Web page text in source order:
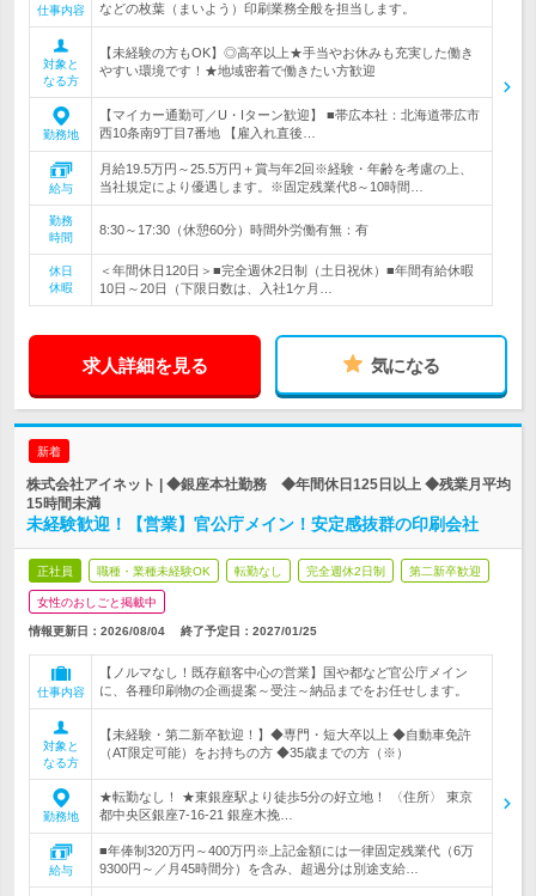
仕事内容
などの枚葉（まいよう）印刷業務全般を担当します。
対象と
なる方
【未経験の方もOK】◎高卒以上★手当やお休みも充実した働き
やすい環境です！★地域密着で働きたい方歓迎
勤務地
【マイカー通勤可／U・Iターン歓迎】 ■帯広本社：北海道帯広市
西10条南9丁目7番地 【雇入れ直後…
給与
月給19.5万円～25.5万円＋賞与年2回※経験・年齢を考慮の上、
当社規定により優遇します。※固定残業代8～10時間…
勤務
時間
8:30～17:30（休憩60分）時間外労働有無：有
休日
休暇
＜年間休日120日＞■完全週休2日制（土日祝休）■年間有給休暇
10日～20日（下限日数は、入社1ケ月…
求人詳細を見る 気になる
新着
株式会社アイネット | ◆銀座本社勤務 ◆年間休日125日以上 ◆残業月平均
15時間未満
未経験歓迎！【営業】官公庁メイン！安定感抜群の印刷会社
正社員 職種・業種未経験OK 転勤なし 完全週休2日制 第二新卒歓迎
女性のおしごと掲載中
情報更新日：2026/08/04 終了予定日： 2027/01/25
仕事内容
【ノルマなし！既存顧客中心の営業】国や都など官公庁メイン
に、各種印刷物の企画提案～受注～納品までをお任せします。
対象と
なる方
【未経験・第二新卒歓迎！】◆専門・短大卒以上 ◆自動車免許
（AT限定可能）をお持ちの方 ◆35歳までの方（※）
勤務地
★転勤なし！ ★東銀座駅より徒歩5分の好立地！ 〈住所〉 東京
都中央区銀座7-16-21 銀座木挽…
給与
■年俸制320万円～400万円※上記金額には一律固定残業代（6万
9300円～／月45時間分）を含み、超過分は別途支給…